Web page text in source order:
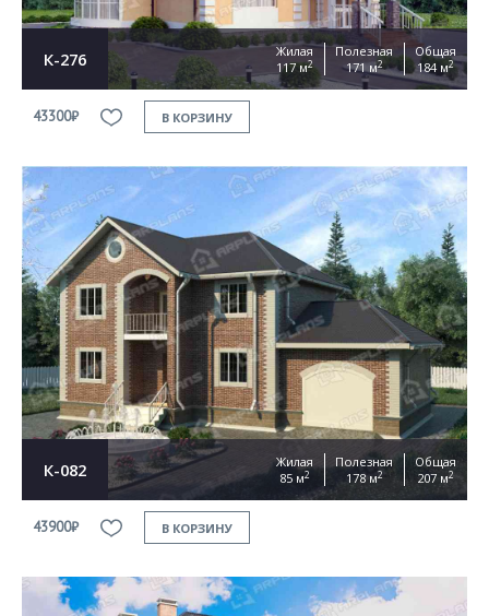
К-276
Жилая
117 м2
Полезная
171 м2
Общая
184 м2
43300₽ В КОРЗИНУ
К-082
Жилая
85 м2
Полезная
178 м2
Общая
207 м2
43900₽ В КОРЗИНУ